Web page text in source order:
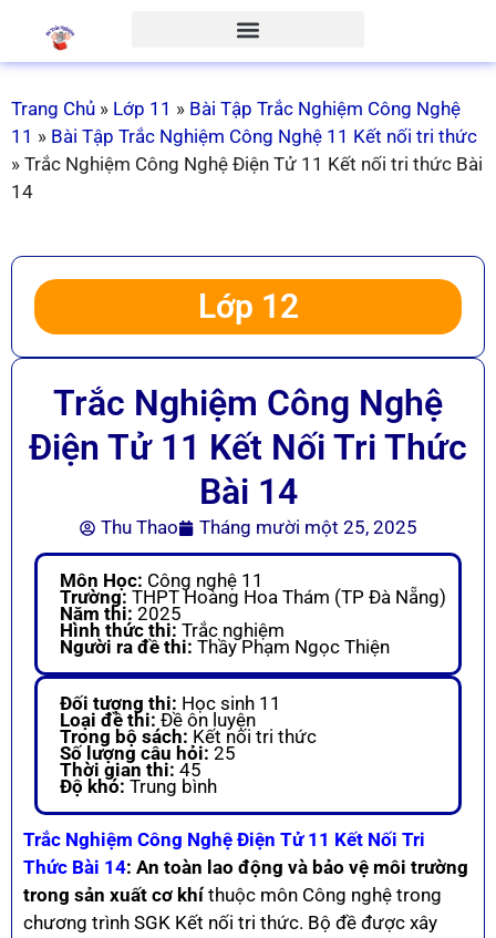
Trang Chủ » Lớp 11 » Bài Tập Trắc Nghiệm Công Nghệ
11 » Bài Tập Trắc Nghiệm Công Nghệ 11 Kết nối tri thức
» Trắc Nghiệm Công Nghệ Điện Tử 11 Kết nối tri thức Bài
14
Lớp 12
Trắc Nghiệm Công Nghệ
Điện Tử 11 Kết Nối Tri Thức
Bài 14
Thu Thao Tháng mười một 25, 2025
Môn Học: Công nghệ 11
Trường: THPT Hoàng Hoa Thám (TP Đà Nẵng)
Năm thi: 2025
Hình thức thi: Trắc nghiệm
Người ra đề thi: Thầy Phạm Ngọc Thiện
Đối tượng thi: Học sinh 11
Loại đề thi: Đề ôn luyện
Trong bộ sách: Kết nối tri thức
Số lượng câu hỏi: 25
Thời gian thi: 45
Độ khó: Trung bình
Trắc Nghiệm Công Nghệ Điện Tử 11 Kết Nối Tri
Thức Bài 14: An toàn lao động và bảo vệ môi trường
trong sản xuất cơ khí thuộc môn Công nghệ trong
chương trình SGK Kết nối tri thức. Bộ đề được xây